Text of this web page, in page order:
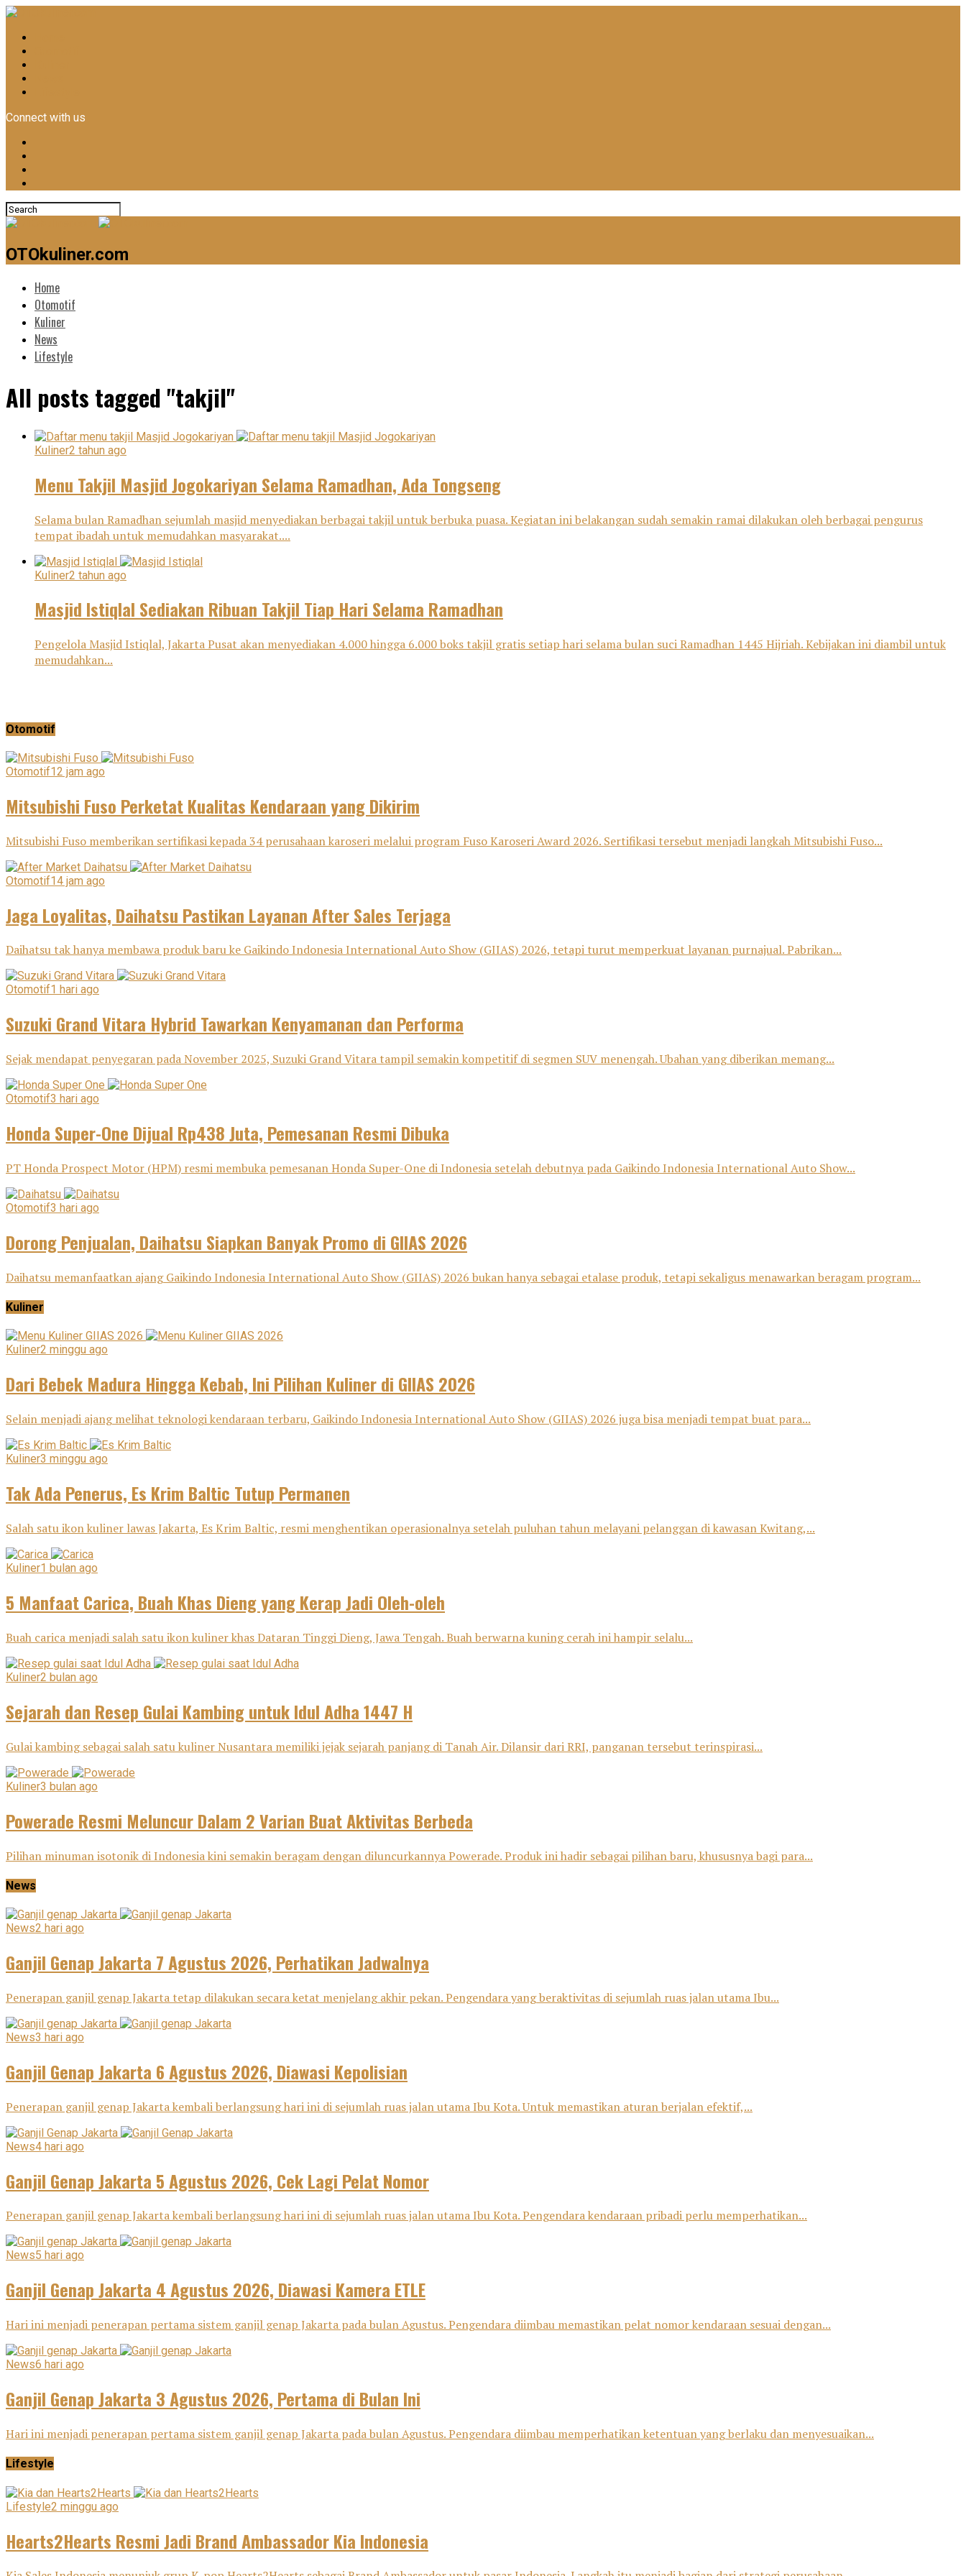
Connect with us
OTOkuliner.com
Home
Otomotif
Kuliner
News
Lifestyle
All posts tagged "takjil"
Kuliner2 tahun ago
Menu Takjil Masjid Jogokariyan Selama Ramadhan, Ada Tongseng
Selama bulan Ramadhan sejumlah masjid menyediakan berbagai takjil untuk berbuka puasa. Kegiatan ini belakangan sudah semakin ramai dilakukan oleh berbagai pengurus
tempat ibadah untuk memudahkan masyarakat....
Kuliner2 tahun ago
Masjid Istiqlal Sediakan Ribuan Takjil Tiap Hari Selama Ramadhan
Pengelola Masjid Istiqlal, Jakarta Pusat akan menyediakan 4.000 hingga 6.000 boks takjil gratis setiap hari selama bulan suci Ramadhan 1445 Hijriah. Kebijakan ini diambil untuk
memudahkan...
Otomotif
Otomotif12 jam ago
Mitsubishi Fuso Perketat Kualitas Kendaraan yang Dikirim
Mitsubishi Fuso memberikan sertifikasi kepada 34 perusahaan karoseri melalui program Fuso Karoseri Award 2026. Sertifikasi tersebut menjadi langkah Mitsubishi Fuso...
Otomotif14 jam ago
Jaga Loyalitas, Daihatsu Pastikan Layanan After Sales Terjaga
Daihatsu tak hanya membawa produk baru ke Gaikindo Indonesia International Auto Show (GIIAS) 2026, tetapi turut memperkuat layanan purnajual. Pabrikan...
Otomotif1 hari ago
Suzuki Grand Vitara Hybrid Tawarkan Kenyamanan dan Performa
Sejak mendapat penyegaran pada November 2025, Suzuki Grand Vitara tampil semakin kompetitif di segmen SUV menengah. Ubahan yang diberikan memang...
Otomotif3 hari ago
Honda Super-One Dijual Rp438 Juta, Pemesanan Resmi Dibuka
PT Honda Prospect Motor (HPM) resmi membuka pemesanan Honda Super-One di Indonesia setelah debutnya pada Gaikindo Indonesia International Auto Show...
Otomotif3 hari ago
Dorong Penjualan, Daihatsu Siapkan Banyak Promo di GIIAS 2026
Daihatsu memanfaatkan ajang Gaikindo Indonesia International Auto Show (GIIAS) 2026 bukan hanya sebagai etalase produk, tetapi sekaligus menawarkan beragam program...
Kuliner
Kuliner2 minggu ago
Dari Bebek Madura Hingga Kebab, Ini Pilihan Kuliner di GIIAS 2026
Selain menjadi ajang melihat teknologi kendaraan terbaru, Gaikindo Indonesia International Auto Show (GIIAS) 2026 juga bisa menjadi tempat buat para...
Kuliner3 minggu ago
Tak Ada Penerus, Es Krim Baltic Tutup Permanen
Salah satu ikon kuliner lawas Jakarta, Es Krim Baltic, resmi menghentikan operasionalnya setelah puluhan tahun melayani pelanggan di kawasan Kwitang,...
Kuliner1 bulan ago
5 Manfaat Carica, Buah Khas Dieng yang Kerap Jadi Oleh-oleh
Buah carica menjadi salah satu ikon kuliner khas Dataran Tinggi Dieng, Jawa Tengah. Buah berwarna kuning cerah ini hampir selalu...
Kuliner2 bulan ago
Sejarah dan Resep Gulai Kambing untuk Idul Adha 1447 H
Gulai kambing sebagai salah satu kuliner Nusantara memiliki jejak sejarah panjang di Tanah Air. Dilansir dari RRI, panganan tersebut terinspirasi...
Kuliner3 bulan ago
Powerade Resmi Meluncur Dalam 2 Varian Buat Aktivitas Berbeda
Pilihan minuman isotonik di Indonesia kini semakin beragam dengan diluncurkannya Powerade. Produk ini hadir sebagai pilihan baru, khususnya bagi para...
News
News2 hari ago
Ganjil Genap Jakarta 7 Agustus 2026, Perhatikan Jadwalnya
Penerapan ganjil genap Jakarta tetap dilakukan secara ketat menjelang akhir pekan. Pengendara yang beraktivitas di sejumlah ruas jalan utama Ibu...
News3 hari ago
Ganjil Genap Jakarta 6 Agustus 2026, Diawasi Kepolisian
Penerapan ganjil genap Jakarta kembali berlangsung hari ini di sejumlah ruas jalan utama Ibu Kota. Untuk memastikan aturan berjalan efektif,...
News4 hari ago
Ganjil Genap Jakarta 5 Agustus 2026, Cek Lagi Pelat Nomor
Penerapan ganjil genap Jakarta kembali berlangsung hari ini di sejumlah ruas jalan utama Ibu Kota. Pengendara kendaraan pribadi perlu memperhatikan...
News5 hari ago
Ganjil Genap Jakarta 4 Agustus 2026, Diawasi Kamera ETLE
Hari ini menjadi penerapan pertama sistem ganjil genap Jakarta pada bulan Agustus. Pengendara diimbau memastikan pelat nomor kendaraan sesuai dengan...
News6 hari ago
Ganjil Genap Jakarta 3 Agustus 2026, Pertama di Bulan Ini
Hari ini menjadi penerapan pertama sistem ganjil genap Jakarta pada bulan Agustus. Pengendara diimbau memperhatikan ketentuan yang berlaku dan menyesuaikan...
Lifestyle
Lifestyle2 minggu ago
Hearts2Hearts Resmi Jadi Brand Ambassador Kia Indonesia